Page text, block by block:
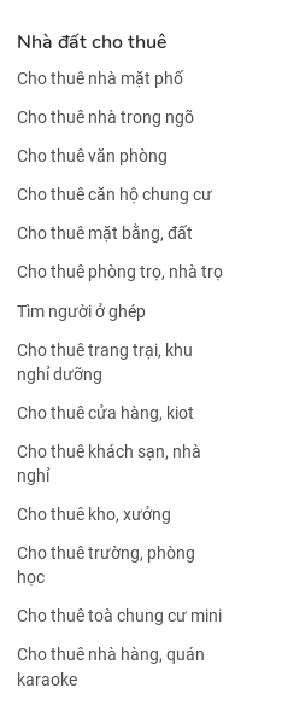
Nhà đất cho thuê
Cho thuê nhà mặt phố
Cho thuê nhà trong ngõ
Cho thuê văn phòng
Cho thuê căn hộ chung cư
Cho thuê mặt bằng, đất
Cho thuê phòng trọ, nhà trọ
Tìm người ở ghép
Cho thuê trang trại, khu
nghỉ dưỡng
Cho thuê cửa hàng, kiot
Cho thuê khách sạn, nhà
nghỉ
Cho thuê kho, xưởng
Cho thuê trường, phòng
học
Cho thuê toà chung cư mini
Cho thuê nhà hàng, quán
karaoke